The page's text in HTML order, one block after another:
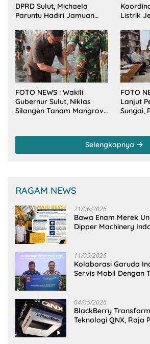
DPRD Sulut, Michaela
Paruntu Hadiri Jamuan
Sulut Bersama Wamenkes
RI
Listrik
FOTO NEWS : Wakili
Gubernur Sulut, Niklas
Silangen Tanam Mangrove
FOTO
Lanjut
Sungai,
Selengkapnya
RAGAM NEWS
21/06/2026
Bawa Enam Merek
Dipper Machinery
11/05/2026
Kolaborasi Garuda
Servis Mobil Dengan
04/05/2026
BlackBerry
Teknologi QNX, Raja